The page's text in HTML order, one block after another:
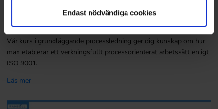
Endast nödvändiga cookies
Processledning enligt ISO 9001
Vår kurs i grundläggande processledning ger dig kunskap om hur
man etablerar ett verkningsfullt processorienterat arbetssätt enligt
ISO 9001.
Läs mer